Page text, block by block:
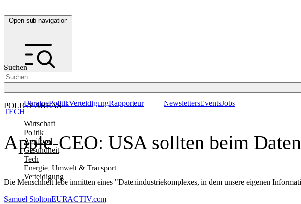
Open sub navigation
Suchen
POLICY AREAS
Wirtschaft
Politik
Agrifood
Gesundheit
Tech
Energie, Umwelt & Transport
Verteidigung
UkrainePolitikVerteidigungRapporteur NewslettersEventsJobs
Apple-CEO: USA sollten beim
Die Menschheit lebe inmitten eines "Datenindustriekomplexes, in dem unsere eigenen
TECH
Samuel StoltonEURACTIV.com